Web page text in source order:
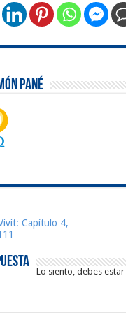
Pané
Capítulo 4,
Lo siento, debes estar